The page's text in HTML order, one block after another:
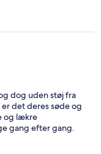
dog uden støj fra
det deres søde og
og lækre
gang efter gang.